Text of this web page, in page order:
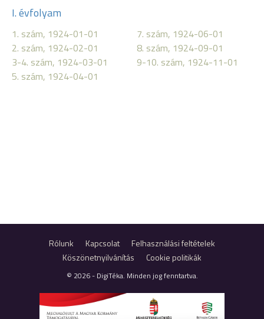
I. évfolyam
1. szám, 1924-01-01
2. szám, 1924-02-01
3-4. szám, 1924-03-01
5. szám, 1924-04-01
7. szám, 1924-06-01
8. szám, 1924-09-01
9-10. szám, 1924-11-01
Rólunk Kapcsolat
Felhasználási feltételek
Köszönetnyilvánítás
Cookie politikák
© 2026 - DigiTéka. Minden jog fenntartva.